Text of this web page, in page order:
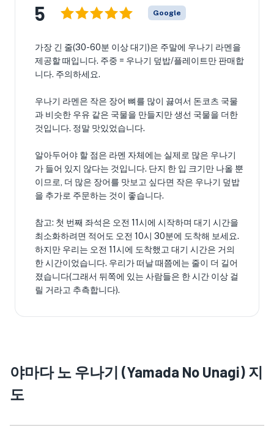
5 Google
가장 긴 줄(30-60분 이상 대기)은 주말에 우나기 라멘을
제공할 때입니다. 주중 = 우나기 덮밥/플레이트만 판매합
니다. 주의하세요.
우나기 라멘은 작은 장어 뼈를 많이 끓여서 돈코츠 국물
과 비슷한 우유 같은 국물을 만들지만 생선 국물을 더한
것입니다. 정말 맛있었습니다.
알아두어야 할 점은 라멘 자체에는 실제로 많은 우나기
가 들어 있지 않다는 것입니다. 단지 한 입 크기만 나올 뿐
이므로, 더 많은 장어를 맛보고 싶다면 작은 우나기 덮밥
을 추가로 주문하는 것이 좋습니다.
참고: 첫 번째 좌석은 오전 11시에 시작하며 대기 시간을
최소화하려면 적어도 오전 10시 30분에 도착해 보세요.
하지만 우리는 오전 11시에 도착했고 대기 시간은 거의
한 시간이었습니다. 우리가 떠날 때쯤에는 줄이 더 길어
졌습니다(그래서 뒤쪽에 있는 사람들은 한 시간 이상 걸
릴 거라고 추측합니다).
야마다 노 우나기 (Yamada No Unagi) 지
도